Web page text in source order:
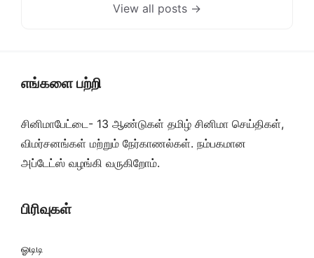
View all posts →
எங்களை பற்றி
சினிமாபேட்டை- 13 ஆண்டுகள் தமிழ் சினிமா செய்திகள்,
விமர்சனங்கள் மற்றும் நேர்காணல்கள். நம்பகமான
அப்டேட்ஸ் வழங்கி வருகிறோம்.
பிரிவுகள்
ஓடிடி